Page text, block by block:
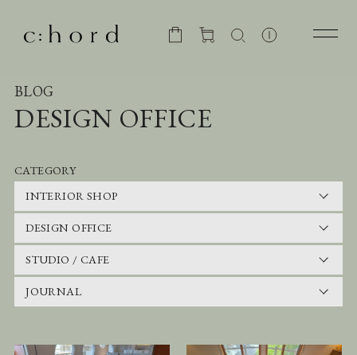
BLOG
DESIGN OFFICE
CATEGORY
INTERIOR SHOP
DESIGN OFFICE
STUDIO / CAFE
JOURNAL